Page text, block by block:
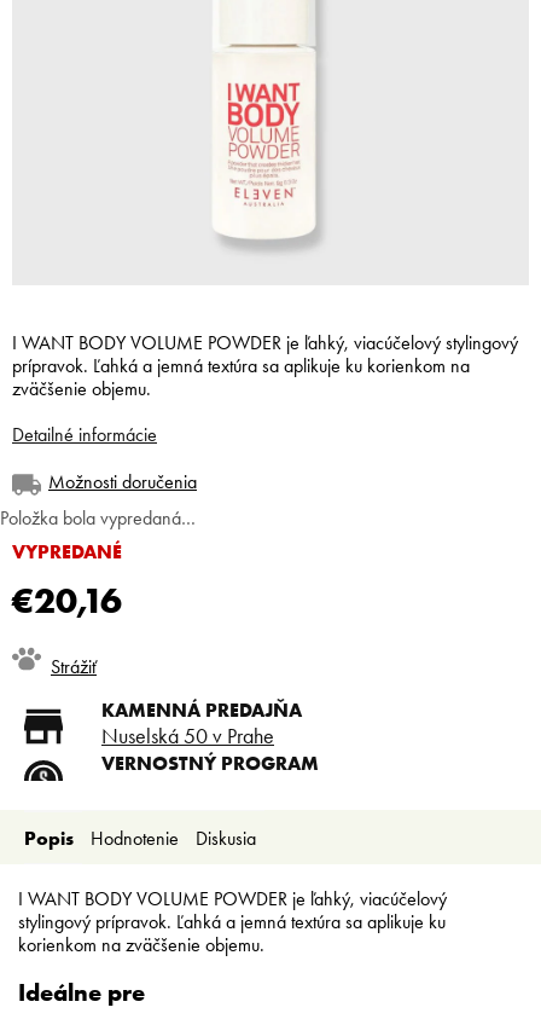
€20,16
Jednotková
cena:
VYPREDANÉ
Možnosti doručenia
Položka bola vypredaná…
I WANT BODY VOLUME POWDER je ľahký, viacúčelový stylingový
prípravok. Ľahká a jemná textúra sa aplikuje ku korienkom na
zväčšenie objemu.
Detailné informácie
Strážiť
KAMENNÁ PREDAJŇA
Nuselská 50 v Prahe
VERNOSTNÝ PROGRAM
Doprava zadarmo od 80 €
Nízke ceny pre holičov a
kaderníkov
Popis Hodnotenie Diskusia
I WANT BODY VOLUME POWDER je ľahký, viacúčelový
stylingový prípravok. Ľahká a jemná textúra sa aplikuje ku
korienkom na zväčšenie objemu.
Ideálne pre